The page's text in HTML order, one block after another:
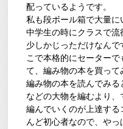
配っているようです。
私も段ボール箱で大量
中学生の時にクラスで
少しかじっただけなん
こで本格的にセーター
て、編み物の本を買って
編み物の本を読んでみ
などの大物を編むより
編んでいくのが上達する
んど初心者なので、やっ